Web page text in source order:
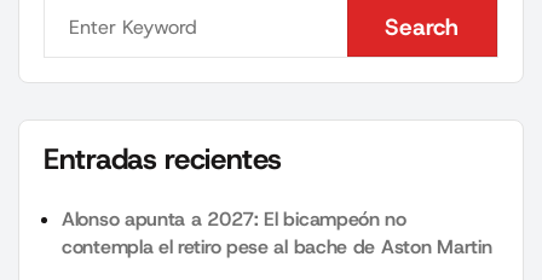
Search
Search
Entradas recientes
Alonso apunta a 2027: El bicampeón no
contempla el retiro pese al bache de Aston Martin